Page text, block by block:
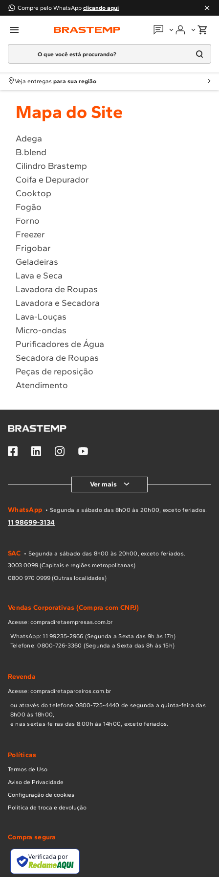
Compre pelo WhatsApp clicando aqui
Em que podemos
Atendimento Brastemp
Localizar assistência técnica
O que você está procurando?
Termos mais buscados
1º Geladeira
2
Fogao
4 º Lava Louça
5 º Cooktop
6º Microondas Brastemp
7º Forno
8º Embutir
9º Combos
Veja entregas para sua região
Mapa do Site
Adega
B.blend
Cilindro Brastemp
Coifa e Depurador
Cooktop
Fogão
Forno
Freezer
Frigobar
Geladeiras
Lava e Seca
Lavadora de Roupas
Lavadora e Secadora
Lava-Louças
Micro-ondas
Purificadores de Água
Secadora de Roupas
Peças de reposição
Atendimento
Ver mais
WhatsApp • Segunda a sábado das 8h00 às 20h00, exceto feriados.
11 98699-3134
SAC • Segunda a sábado das 8h00 às 20h00, exceto feriados.
3003 0099 (Capitais e regiões metropolitanas)
0800 970 0999 (Outras localidades)
Vendas Corporativas (Compra com CNPJ)
Acesse: compradiretaempresas.com.br
WhatsApp: 11 99235-2966 (Segunda a Sexta das 9h às 17h)
Telefone: 0800-726-3360 (Segunda a Sexta das 8h às 15h)
Revenda
Acesse: compradiretaparceiros.com.br
ou através do telefone 0800-725-4440 de segunda a quinta-feira das
8h00 às 18h00,
e nas sextas-feiras das 8:00h às 14h00, exceto feriados.
Políticas
Termos de Uso
Aviso de Privacidade
Configuração de cookies
Política de troca e devolução
Compra segura
Verificada por